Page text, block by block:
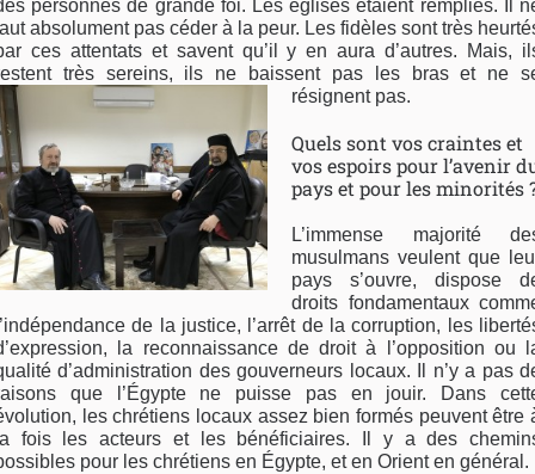
personnes de grande foi. Les églises étaient remplies. Il
absolument pas céder à la peur. Les fidèles sont très
ces attentats et savent qu’il y en aura d’autres. Mais,
très sereins, ils ne baissent pas les bras et ne
résignent pas.
Quels sont vos craintes et
vos espoirs pour l’avenir
pays et pour les minorités
L’immense majorité
musulmans veulent que
pays s’ouvre, dispose
droits fondamentaux
de la justice, l’arrêt de la corruption, les
la reconnaissance de droit à l’opposition ou
d’administration des gouverneurs locaux. Il n’y a pas
que l’Égypte ne puisse pas en jouir. Dans
les chrétiens locaux assez bien formés peuvent être
fois les acteurs et les bénéficiaires. Il y a des
pour les chrétiens en Égypte, et en Orient en général.